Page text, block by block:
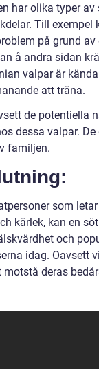
har olika typer
Till exempel
på grund
å andra sidan
valpar är
att träna.
de potentiella
dessa valpar.
familjen.
som
kärlek, kan en
och
idag. Oavsett
motstå deras